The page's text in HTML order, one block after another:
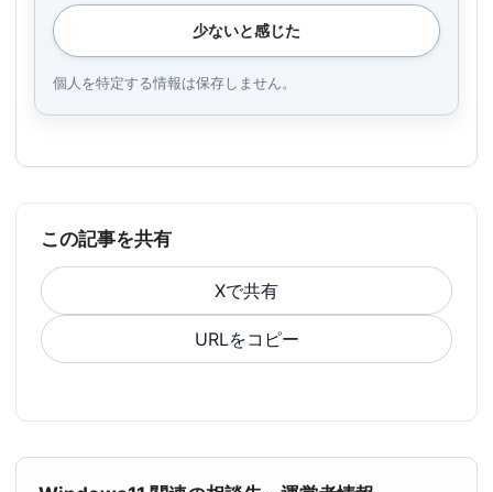
少ないと感じた
個人を特定する情報は保存しません。
この記事を共有
Xで共有
URLをコピー